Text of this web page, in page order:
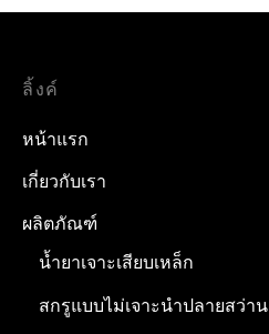
ลิ้งค์
หน้าแรก
เกี่ยวกับเรา
ผลิตภัณฑ์
น้ำยาเจาะเสียบเหล็ก
สกรูแบบไม่เจาะนำปลายสว่าน